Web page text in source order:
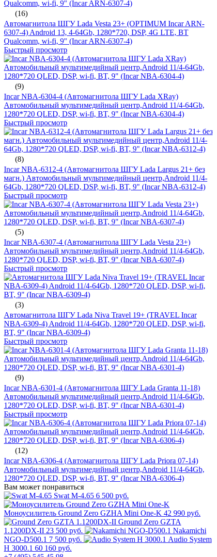
(16)
Автомагнитола ШГУ Lada Vesta 23+ (OPTIMUM Incar ARN-
6307-4) Android 13, 4-64Gb, 1280*720, DSP, 4G LTE, BT
Qualcomm, wi-fi, 9" (Incar ARN-6307-4)
Быстрый просмотр
(9)
Incar NBA-6304-4 (Автомагнитола ШГУ Lada XRay)
Автомобильный мультимедийный центр,Android 11/4-64Gb,
1280*720 QLED, DSP, wi-fi, BT, 9" (Incar NBA-6304-4)
Быстрый просмотр
(8)
Incar NBA-6312-4 (Автомагнитола ШГУ Lada Largus 21+ без
магн.) Автомобильный мультимедийный центр,Android 11/4-
64Gb, 1280*720 QLED, DSP, wi-fi, BT, 9" (Incar NBA-6312-4)
Быстрый просмотр
(5)
Incar NBA-6307-4 (Автомагнитола ШГУ Lada Vesta 23+)
Автомобильный мультимедийный центр,Android 11/4-64Gb,
1280*720 QLED, DSP, wi-fi, BT, 9" (Incar NBA-6307-4)
Быстрый просмотр
(3)
Автомагнитола ШГУ Lada Niva Travel 19+ (TRAVEL Incar
NBA-6309-4) Android 11/4-64Gb, 1280*720 QLED, DSP, wi-fi,
BT, 9" (Incar NBA-6309-4)
Быстрый просмотр
(9)
Incar NBA-6301-4 (Автомагнитола ШГУ Lada Granta 11-18)
Автомобильный мультимедийный центр,Android 11/4-64Gb,
1280*720 QLED, DSP, wi-fi, BT, 9" (Incar NBA-6301-4)
Быстрый просмотр
(12)
Incar NBA-6306-4 (Автомагнитола ШГУ Lada Priora 07-14)
Автомобильный мультимедийный центр,Android 11/4-64Gb,
1280*720 QLED, DSP, wi-fi, BT, 9" (Incar NBA-6306-4)
Вам может понравиться
Swat M-4.65 6 500 руб.
Моноусилитель Ground Zero GZHA Mini One-K 42 990 руб.
Ground Zero GZTA
1.1200DX-II 23 500 руб.
Nakamichi
NGO-D500.1 7 500 руб.
Audio System
H 3000.1 60 160 руб.